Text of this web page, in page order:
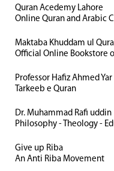
Quran Acedemy Lahore
Online Quran and Arabic
Maktaba Khuddam ul
Official Online Bookstore
Professor Hafiz Ahmed Yar
Tarkeeb e Quran
Dr. Muhammad Rafi uddin
Philosophy - Theology -
Give up Riba
An Anti Riba Movement